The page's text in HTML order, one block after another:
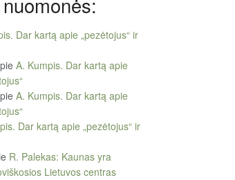
Dar kartą apie „pezėtojus“ ir
A. Kumpis. Dar kartą apie
A. Kumpis. Dar kartą apie
Dar kartą apie „pezėtojus“ ir
R. Palekas: Kaunas yra
Lietuvos centras